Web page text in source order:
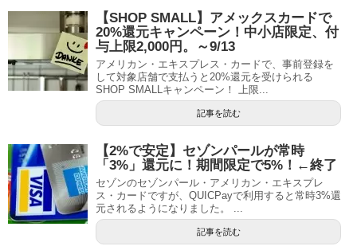
【SHOP SMALL】アメックスカードで
20%還元キャンペーン！中小店限定、付
与上限2,000円。～9/13
アメリカン・エキスプレス・カードで、事前登録を
して対象店舗で支払うと20%還元を受けられる
SHOP SMALLキャンペーン！ 上限...
記事を読む
【2%で安定】セゾンパールが常時
「3%」還元に！期間限定で5%！←終了
セゾンのセゾンパール・アメリカン・エキスプレ
ス・カードですが、QUICPayで利用すると常時3%還
元されるようになりました。 ...
記事を読む